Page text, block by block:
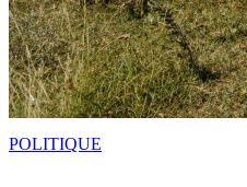
POLITIQUE